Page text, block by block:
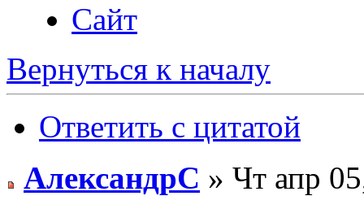
Сайт
Вернуться к началу
Ответить с цитатой
АлександрС » Чт апр